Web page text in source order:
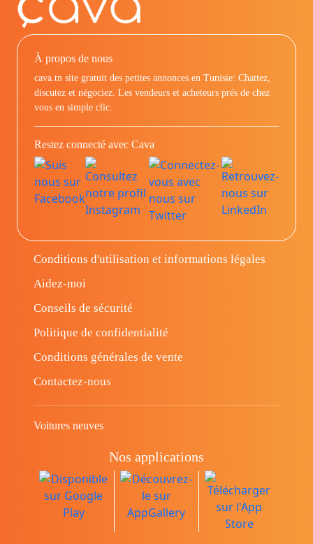
À propos de nous
cava.tn site gratuit des petites annonces en Tunisie: Chattez,
discutez et négociez. Les vendeurs et acheteurs prés de chez
vous en simple clic.
Restez connecté avec Cava
Conditions d'utilisation et informations légales
Aidez-moi
Conseils de sécurité
Politique de confidentialité
Conditions générales de vente
Contactez-nous
Voitures neuves
Nos applications